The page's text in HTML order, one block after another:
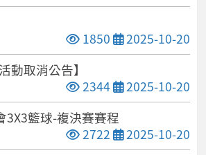
點閱次數
1850 發布日期
2025-10-20
動取消公告】
點閱次數
2344 發布日期
2025-10-20
3X3籃球-複決賽賽程
點閱次數
2722 發布日期
2025-10-20